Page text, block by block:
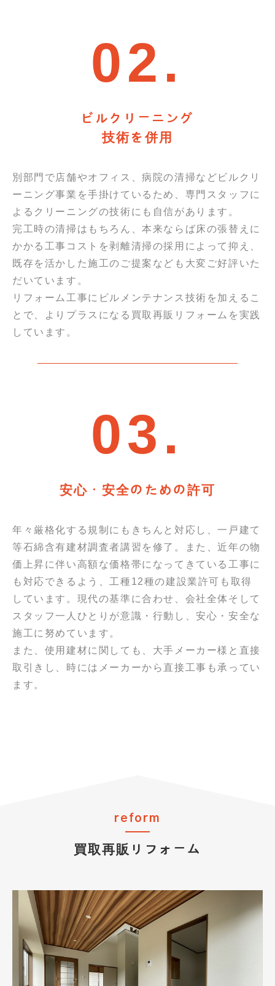
02.
ビルクリーニング
技術を併用
別部門で店舗やオフィス、病院の清掃などビルクリ
ーニング事業を手掛けているため、専門スタッフに
よるクリーニングの技術にも自信があります。
完工時の清掃はもちろん、本来ならば床の張替えに
かかる工事コストを剥離清掃の採用によって抑え、
既存を活かした施工のご提案なども大変ご好評いた
だいています。
リフォーム工事にビルメンテナンス技術を加えるこ
とで、よりプラスになる買取再販リフォームを実践
しています。
03.
安心・安全のための許可
年々厳格化する規制にもきちんと対応し、一戸建て
等石綿含有建材調査者講習を修了。また、近年の物
価上昇に伴い高額な価格帯になってきている工事に
も対応できるよう、工種12種の建設業許可も取得
しています。現代の基準に合わせ、会社全体そして
スタッフ一人ひとりが意識・行動し、安心・安全な
施工に努めています。
また、使用建材に関しても、大手メーカー様と直接
取引きし、時にはメーカーから直接工事も承ってい
ます。
reform
買取再販リフォーム